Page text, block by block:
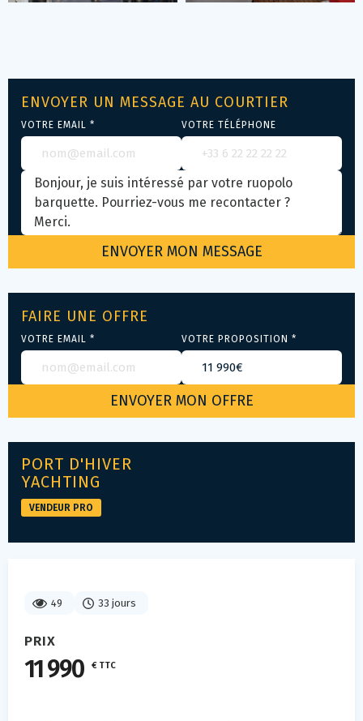
49 33 jours
PRIX
11 990 € TTC
ENVOYER UN MESSAGE AU COURTIER
VOTRE EMAIL * VOTRE TÉLÉPHONE
FAIRE UNE OFFRE
VOTRE EMAIL * VOTRE PROPOSITION *
PORT D'HIVER
YACHTING
VENDEUR PRO